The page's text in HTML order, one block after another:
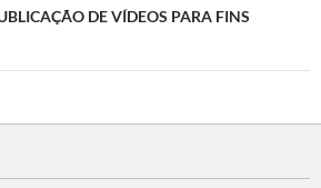
DE VÍDEOS PARA FINS